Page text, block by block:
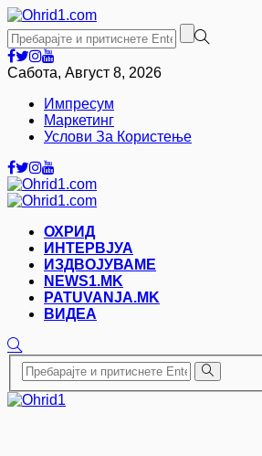
Сабота, Август 8, 2026
Импресум
Маркетинг
Услови За Користење
ОХРИД
ИНТЕРВЈУА
ИЗДВОЈУВАМЕ
NEWS1.MK
PATUVANJA.MK
ВИДЕА